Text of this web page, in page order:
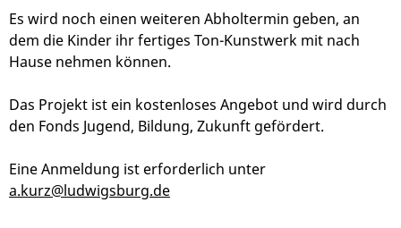
Es wird noch einen weiteren Abholtermin geben, an
dem die Kinder ihr fertiges Ton-Kunstwerk mit nach
Hause nehmen können.
Das Projekt ist ein kostenloses Angebot und wird durch
den Fonds Jugend, Bildung, Zukunft gefördert.
Eine Anmeldung ist erforderlich unter
a.kurz@ludwigsburg.de